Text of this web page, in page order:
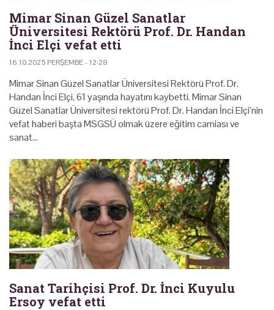
Mimar Sinan Güzel Sanatlar
Üniversitesi Rektörü Prof. Dr. Handan
İnci Elçi vefat etti
16.10.2025 PERŞEMBE - 12:28
Mimar Sinan Güzel Sanatlar Üniversitesi Rektörü Prof. Dr.
Handan İnci Elçi, 61 yaşında hayatını kaybetti. Mimar Sinan
Güzel Sanatlar Üniversitesi rektörü Prof. Dr. Handan İnci Elçi’nin
vefat haberi başta MSGSÜ olmak üzere eğitim camiası ve
sanat…
Sanat Tarihçisi Prof. Dr. İnci Kuyulu
Ersoy vefat etti